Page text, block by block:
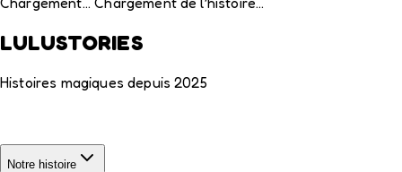
LULUSTORIES
Histoires magiques depuis 2025
Notre histoire